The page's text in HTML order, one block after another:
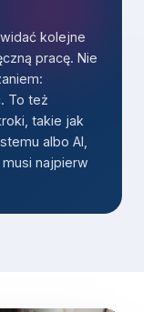
kolejne
pracę. Nie
To też
takie jak
albo AI,
najpierw